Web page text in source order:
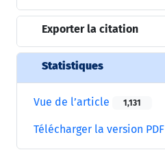
Exporter la citation
Statistiques
Vue de l’article 1,131
Télécharger la version PDF